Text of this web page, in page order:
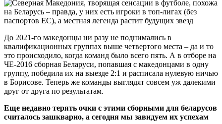
До 2021-го македонцы ни разу не поднимались в
квалификационных группах выше четвертого места – да и то
это происходило, когда команд было всего пять. А в отборе на
ЧЕ-2016 сборная Беларуси, попавшая с македонцами в одну
группу, победила их на выезде 2:1 и расписала нулевую ничью
в Борисове. Теперь же команды выглядят совсем уж далекими
друг от друга по результатам.
Еще недавно терять очки с этими сборными для беларусов
считалось зашкварно, а сегодня мы завидуем их успехам